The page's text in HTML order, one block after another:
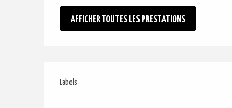
AFFICHER TOUTES LES PRESTATIONS
Offres de prestations
Labels
Labels